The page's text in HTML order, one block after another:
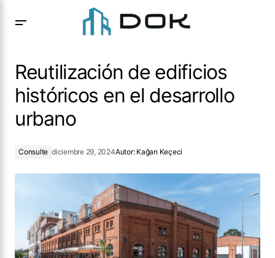
Reutilización de edificios
históricos en el desarrollo
urbano
Consulte diciembre 29, 2024Autor: Kağan Keçeci